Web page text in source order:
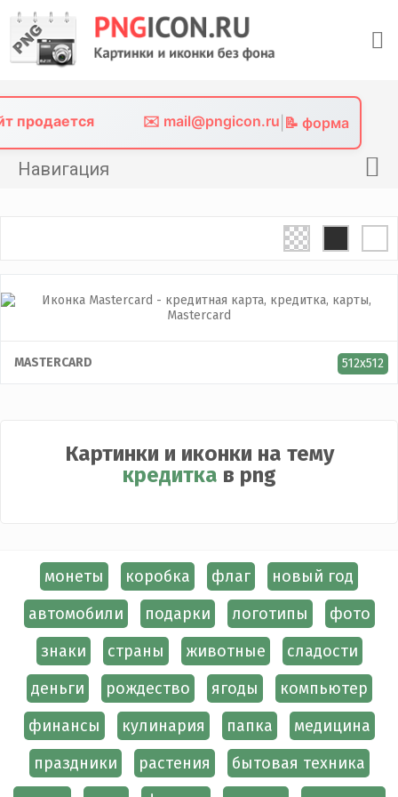
content
продается ✉️ mail@pngicon.ru 📝 форма
Навигация
Фото без фона
MASTERCARD 512x512
Картинки и иконки на тему
кредитка в png
монеты коробка флаг
новый год
автомобили
подарки логотипы
фото
знаки
страны животные
сладости
деньги
рождество ягоды
компьютер
финансы
кулинария папка
медицина
праздники
растения
бытовая техника